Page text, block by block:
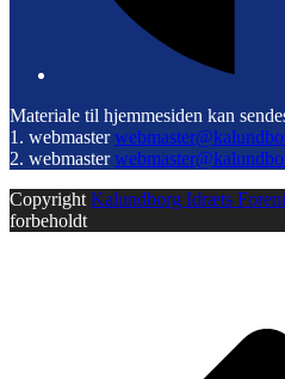
Materiale til hjemmesiden kan
1. webmaster
2. webmaster
Copyright Kalundborg Idræts
forbeholdt